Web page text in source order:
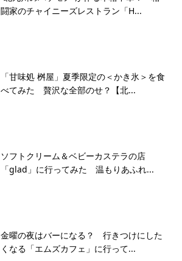
闘家のチャイニーズレストラン「H...
「甘味処 桝屋」夏季限定の＜かき氷＞を食
べてみた 贅沢な全部のせ？【北...
ソフトクリーム＆ベビーカステラの店
「glad」に行ってみた 温もりあふれ...
金曜の夜はバーになる？ 行きつけにした
くなる「エムズカフェ」に行って...